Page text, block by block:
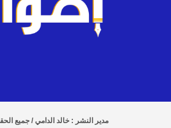
مدير النشر : خالد الدامي / جميع